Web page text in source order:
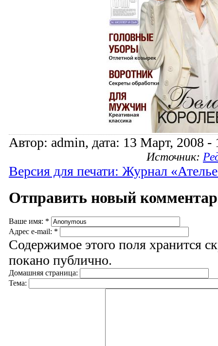
Автор: admin, дата: 13 Март, 2008 -
Источник:
Версия для печати: Журнал
Отправить новый
Ваше имя: *
Адрес e-mail: *
Содержимое этого поля хранится
покано публично.
Домашняя страница:
Тема: